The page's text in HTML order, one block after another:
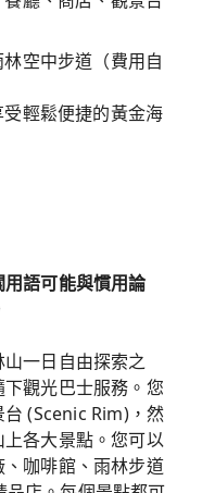
空中步道（費用自
輕鬆便捷的黃金海
語可能與慣用論
一日自由探索之
觀光巴士服務。您
(Scenic Rim)，然
各大景點。您可以
咖啡館、雨林步道